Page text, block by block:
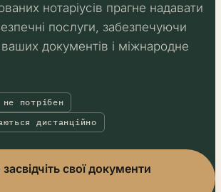
нотаріусів прагне надавати
послуги, забезпечуючи
документів і міжнародне
потрібен
дистанційно
свої документи